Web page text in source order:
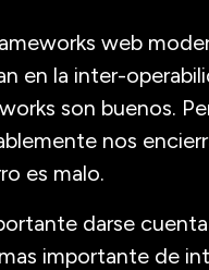
web
en la inter-
son buenos.
nos
es malo.
darse
importante de